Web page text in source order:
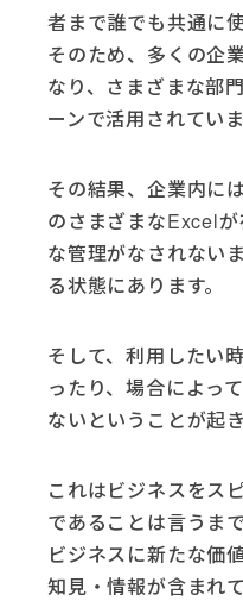
者まで誰でも共通に
そのため、多くの企
なり、さまざまな部
ーンで活用されていま
その結果、企業内に
のさまざまなExcel
な管理がなされない
る状態にあります。
そして、利用したい
ったり、場合によっ
ないということが起
これはビジネスをス
であることは言うま
ビジネスに新たな価
知見・情報が含まれ